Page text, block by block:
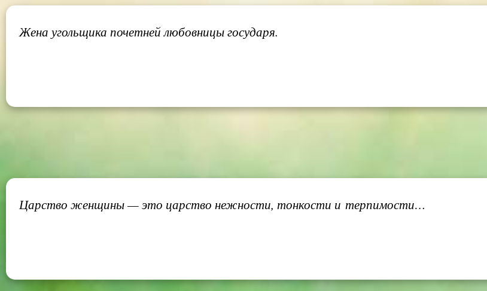
Жена угольщика почетней любовницы государя.
Царство женщины — это царство нежности, тонкости и терпимости…